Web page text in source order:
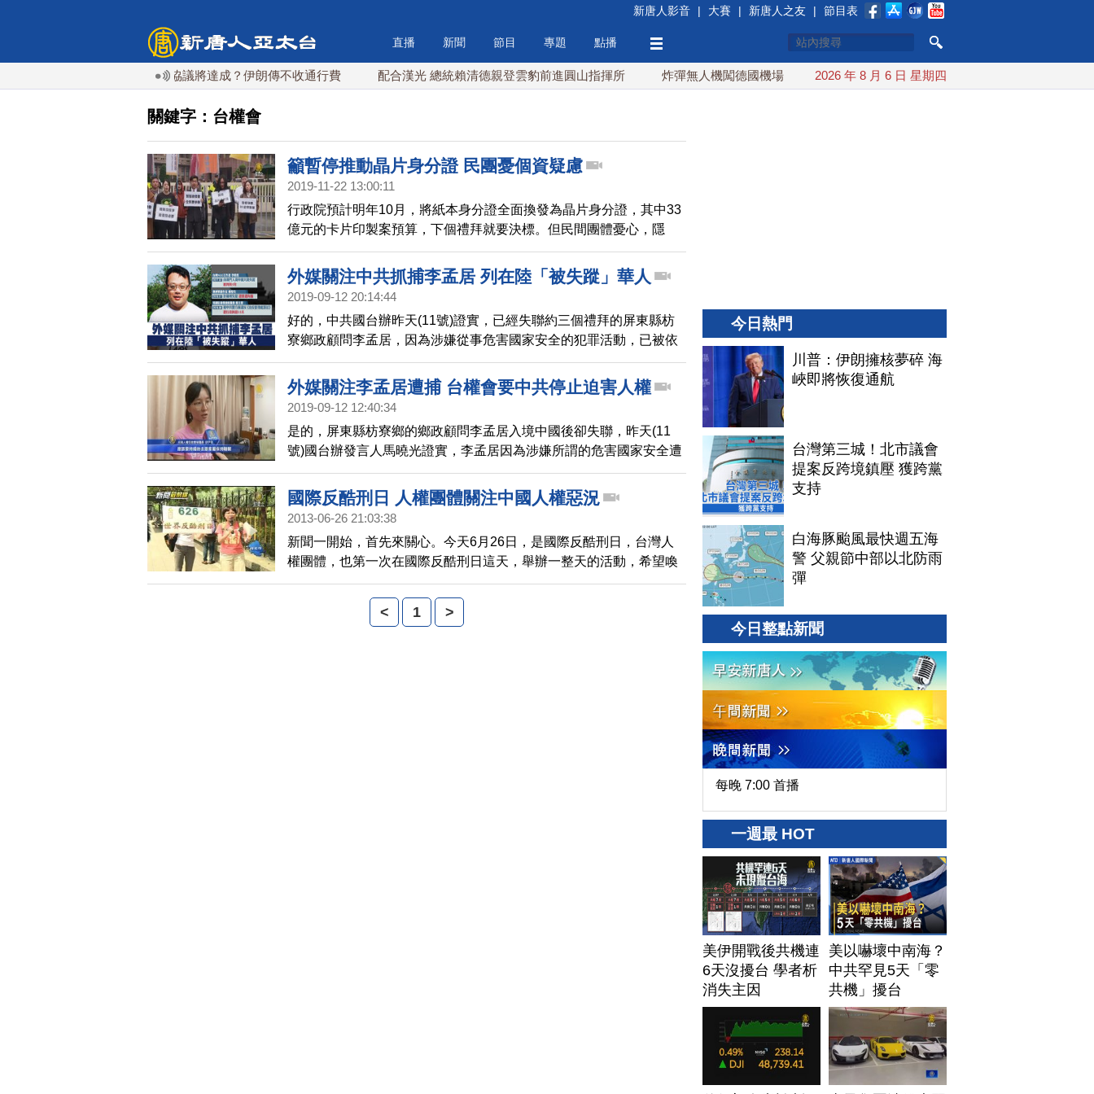
新唐人影音 | 大賽 | 新唐人之友 | 節目表
直播 新聞 節目 專題 點播
霍爾木茲海峽協議將達成？伊朗傳不收通行費 配合漢光 總統賴清德親登雲豹前進圓山指揮所 炸彈無人機闖德國機場 德內政部長：混合威脅升級
2026 年 8 月 6 日 星期四
關鍵字：台權會
籲暫停推動晶片身分證 民團憂個資疑慮
2019-11-22 13:00:11
行政院預計明年10月，將紙本身分證全面換發為晶片身分證，其中33
億元的卡片印製案預算，下個禮拜就要決標。但民間團體憂心，隱
私、資安上有風險，一旦外洩資料，恐被中共利用來操控輿論。
外媒關注中共抓捕李孟居 列在陸「被失蹤」華人
2019-09-12 20:14:44
好的，中共國台辦昨天(11號)證實，已經失聯約三個禮拜的屏東縣枋
寮鄉政顧問李孟居，因為涉嫌從事危害國家安全的犯罪活動，已被依
法審查。台灣民團提出關切，譴責中共侵害人權。而外媒也列出了歷
來受國際關注的 華人遭中共逮捕的案件。
外媒關注李孟居遭捕 台權會要中共停止迫害人權
2019-09-12 12:40:34
是的，屏東縣枋寮鄉的鄉政顧問李孟居入境中國後卻失聯，昨天(11
號)國台辦發言人馬曉光證實，李孟居因為涉嫌所謂的危害國家安全遭
抓捕。台灣人權促進會秘書長邱伊翎對此表達關切。
國際反酷刑日 人權團體關注中國人權惡況
2013-06-26 21:03:38
新聞一開始，首先來關心。今天6月26日，是國際反酷刑日，台灣人
權團體，也第一次在國際反酷刑日這天，舉辦一整天的活動，希望喚
起民眾對酷刑問題的重視，人權團體今天舉辦活動，訴求民間重視世
界上仍在發生的酷刑迫害，他們也跨海聲援拍紀錄片揭露中國勞教所
酷刑惡況，卻被關押在看守所的紐約時報攝影師杜斌。
< 1 >
今日熱門
川普：伊朗擁核夢碎 海
峽即將恢復通航
台灣第三城！北市議會
提案反跨境鎮壓 獲跨黨
支持
白海豚颱風最快週五海
警 父親節中部以北防雨
彈
今日整點新聞
每晚 7:00 首播
一週最 HOT
美伊開戰後共機連
6天沒擾台 學者析
消失主因
美以嚇壞中南海？
中共罕見5天「零
共機」擾台